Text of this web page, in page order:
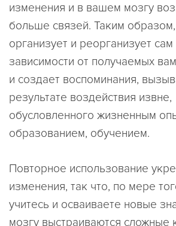
изменения и в вашем мозгу
больше связей. Таким
организует и реорганизует
зависимости от получаемых
и создает воспоминания,
результате воздействия извне,
обусловленного жизненным
образованием, обучением.
Повторное использование
изменения, так что, по мере
учитесь и осваиваете новые
мозгу выстраиваются сложные